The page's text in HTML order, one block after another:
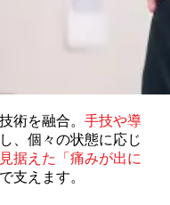
術を融合。 手技や導
し、個々の状態に応じ
据えた「痛みが出に
支えます。